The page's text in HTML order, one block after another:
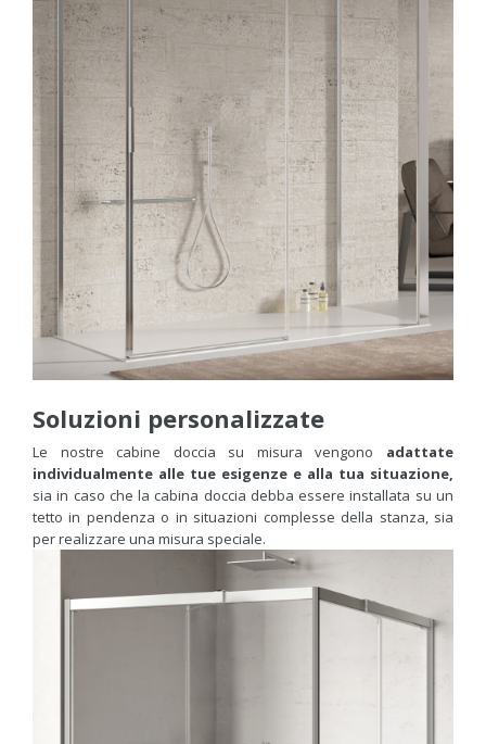
Soluzioni personalizzate
Le nostre cabine doccia su misura vengono adattate
individualmente alle tue esigenze e alla tua situazione,
sia in caso che la cabina doccia debba essere installata su un
tetto in pendenza o in situazioni complesse della stanza, sia
per realizzare una misura speciale.